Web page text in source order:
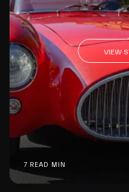
7 READ MIN
VIEW